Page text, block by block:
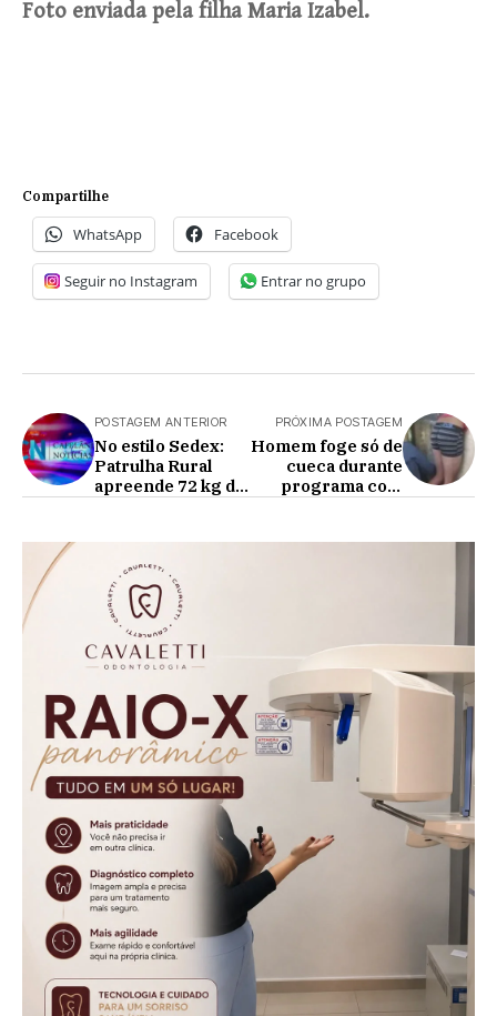
Foto enviada pela filha Maria Izabel.
Compartilhe
WhatsApp Facebook
Seguir no Instagram Entrar no grupo
POSTAGEM ANTERIOR
No estilo Sedex:
Patrulha Rural
apreende 72 kg de
PRÓXIMA POSTAGEM
Homem foge só de
cueca durante
programa com